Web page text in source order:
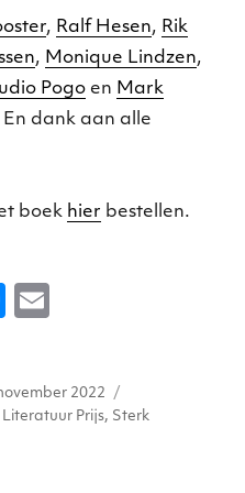
, Ralf Hesen, Rik
, Monique Lindzen,
Pogo en Mark
dank aan alle
boek hier bestellen.
M
e
l
2022
Prijs, Sterk